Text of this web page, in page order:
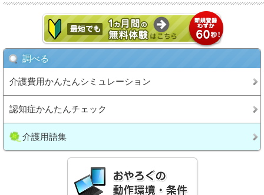
調べる
介護費用かんたんシミュレーション
認知症かんたんチェック
介護用語集